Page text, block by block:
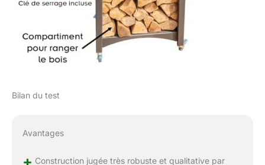
Bilan du test
Avantages
+ Construction jugée très robuste et qualitative par